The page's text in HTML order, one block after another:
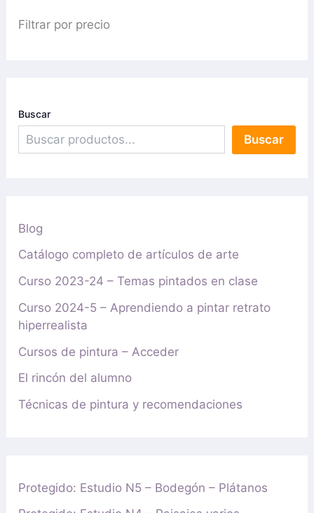
Filtrar por precio
Buscar
Buscar
Blog
Catálogo completo de artículos de arte
Curso 2023-24 – Temas pintados en clase
Curso 2024-5 – Aprendiendo a pintar retrato
hiperrealista
Cursos de pintura – Acceder
El rincón del alumno
Técnicas de pintura y recomendaciones
Protegido: Estudio N5 – Bodegón – Plátanos